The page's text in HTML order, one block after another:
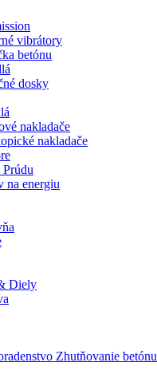
vibrátory
betónu
dosky
nakladače
nakladače
na energiu
Diely
Zhutňovanie betónu